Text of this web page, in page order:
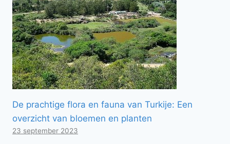
De prachtige flora en fauna van Turkije: Een
overzicht van bloemen en planten
23 september 2023